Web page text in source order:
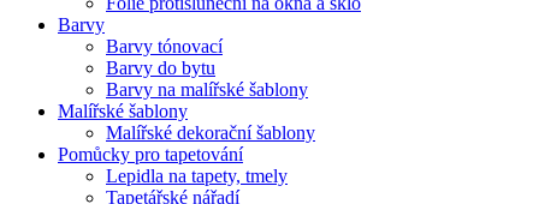
Barvy
Barvy tónovací
Barvy do bytu
Barvy na malířské šablony
Malířské šablony
Malířské dekorační šablony
Pomůcky pro tapetování
Lepidla na tapety, tmely
Tapetářské nářadí